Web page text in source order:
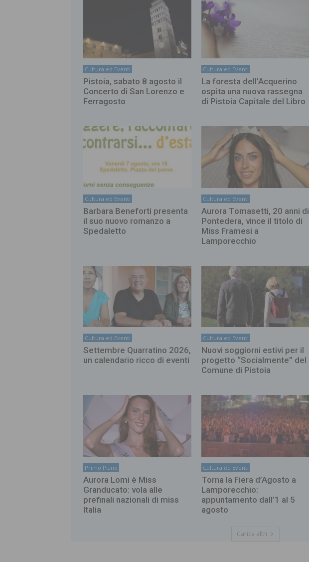
Cultura ed Eventi
Pistoia, sabato 8 agosto il
Concerto di San Lorenzo e
Ferragosto
Cultura ed Eventi
La foresta dell’Acquerino
ospita una nuova rassegna
di Pistoia Capitale del Libro
Cultura ed Eventi
Barbara Beneforti presenta
il suo nuovo romanzo a
Spedaletto
Cultura ed Eventi
Aurora Tomasetti, 20 anni di
Pontedera, vince il titolo di
Miss Framesi a
Lamporecchio
Cultura ed Eventi
Settembre Quarratino 2026,
un calendario ricco di eventi
Cultura ed Eventi
Nuovi soggiorni estivi per il
progetto “Socialmente” del
Comune di Pistoia
Primo Piano
Aurora Lomi è Miss
Granducato: vola alle
prefinali nazionali di miss
Italia
Cultura ed Eventi
Torna la Fiera d’Agosto a
Lamporecchio:
appuntamento dall’1 al 5
agosto
Carica altri